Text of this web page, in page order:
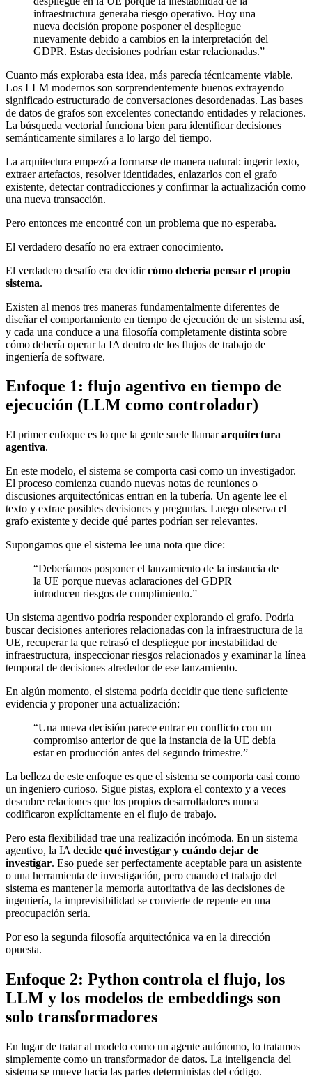
infraestructura generaba riesgo operativo. Hoy una
nueva decisión propone posponer el despliegue
nuevamente debido a cambios en la interpretación del
GDPR. Estas decisiones podrían estar relacionadas.”
Cuanto más exploraba esta idea, más parecía técnicamente viable.
Los LLM modernos son sorprendentemente buenos extrayendo
significado estructurado de conversaciones desordenadas. Las bases
de datos de grafos son excelentes conectando entidades y relaciones.
La búsqueda vectorial funciona bien para identificar decisiones
semánticamente similares a lo largo del tiempo.
La arquitectura empezó a formarse de manera natural: ingerir texto,
extraer artefactos, resolver identidades, enlazarlos con el grafo
existente, detectar contradicciones y confirmar la actualización como
una nueva transacción.
Pero entonces me encontré con un problema que no esperaba.
El verdadero desafío no era extraer conocimiento.
El verdadero desafío era decidircómo debería pensar el propio
sistema.
Existen al menos tres maneras fundamentalmente diferentes de
diseñar el comportamiento en tiempo de ejecución de un sistema así,
y cada una conduce a una filosofía completamente distinta sobre
cómo debería operar la IA dentro de los flujos de trabajo de
ingeniería de software.
Enfoque 1: flujo agentivo en tiempo de
ejecución (LLM como controlador)
El primer enfoque es lo que la gente suele llamararquitectura
agentiva.
En este modelo, el sistema se comporta casi como un investigador.
El proceso comienza cuando nuevas notas de reuniones o
discusiones arquitectónicas entran en la tubería. Un agente lee el
texto y extrae posibles decisiones y preguntas. Luego observa el
grafo existente y decide qué partes podrían ser relevantes.
Supongamos que el sistema lee una nota que dice:
“Deberíamos posponer el lanzamiento de la instancia de
la UE porque nuevas aclaraciones del GDPR
introducen riesgos de cumplimiento.”
Un sistema agentivo podría responder explorando el grafo. Podría
buscar decisiones anteriores relacionadas con la infraestructura de la
UE, recuperar la que retrasó el despliegue por inestabilidad de
infraestructura, inspeccionar riesgos relacionados y examinar la línea
temporal de decisiones alrededor de ese lanzamiento.
En algún momento, el sistema podría decidir que tiene suficiente
evidencia y proponer una actualización:
“Una nueva decisión parece entrar en conflicto con un
compromiso anterior de que la instancia de la UE debía
estar en producción antes del segundo trimestre.”
La belleza de este enfoque es que el sistema se comporta casi como
un ingeniero curioso. Sigue pistas, explora el contexto y a veces
descubre relaciones que los propios desarrolladores nunca
codificaron explícitamente en el flujo de trabajo.
Pero esta flexibilidad trae una realización incómoda. En un sistema
agentivo, la IA decide qué investigar y cuándo dejar de
investigar. Eso puede ser perfectamente aceptable para un asistente
o una herramienta de investigación, pero cuando el trabajo del
sistema es mantener la memoria autoritativa de las decisiones de
ingeniería, la imprevisibilidad se convierte de repente en una
preocupación seria.
Por eso la segunda filosofía arquitectónica va en la dirección
opuesta.
Enfoque 2: Python controla el flujo, los
LLM y los modelos de embeddings son
solo transformadores
En lugar de tratar al modelo como un agente autónomo, lo tratamos
simplemente como un transformador de datos. La inteligencia del
sistema se mueve hacia las partes deterministas del código.